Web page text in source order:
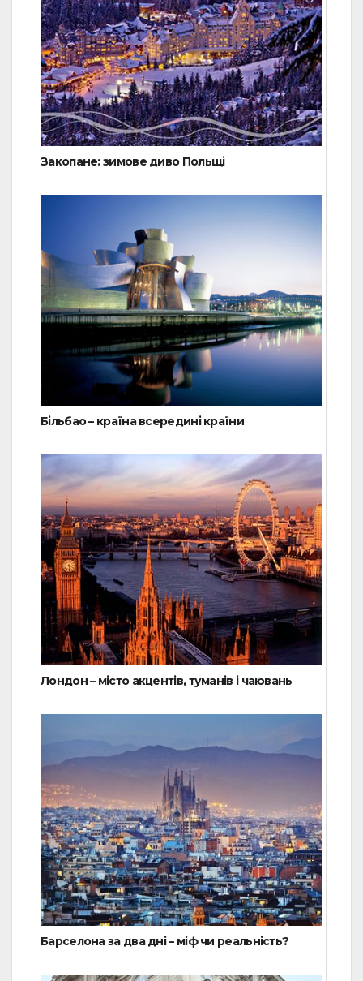
Закопане: зимове диво Польщі
Більбао – країна всередині країни
Лондон – місто акцентів, туманів і чаювань
Барселона за два дні – міф чи реальність?